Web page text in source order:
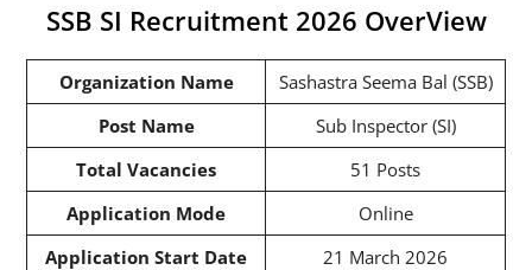
SSB SI Recruitment 2026 OverView
Organization Name
Sashastra Seema Bal (SSB)
Post Name
Sub Inspector (SI)
Total Vacancies
51 Posts
Application Mode
Online
Application Start Date
21 March 2026